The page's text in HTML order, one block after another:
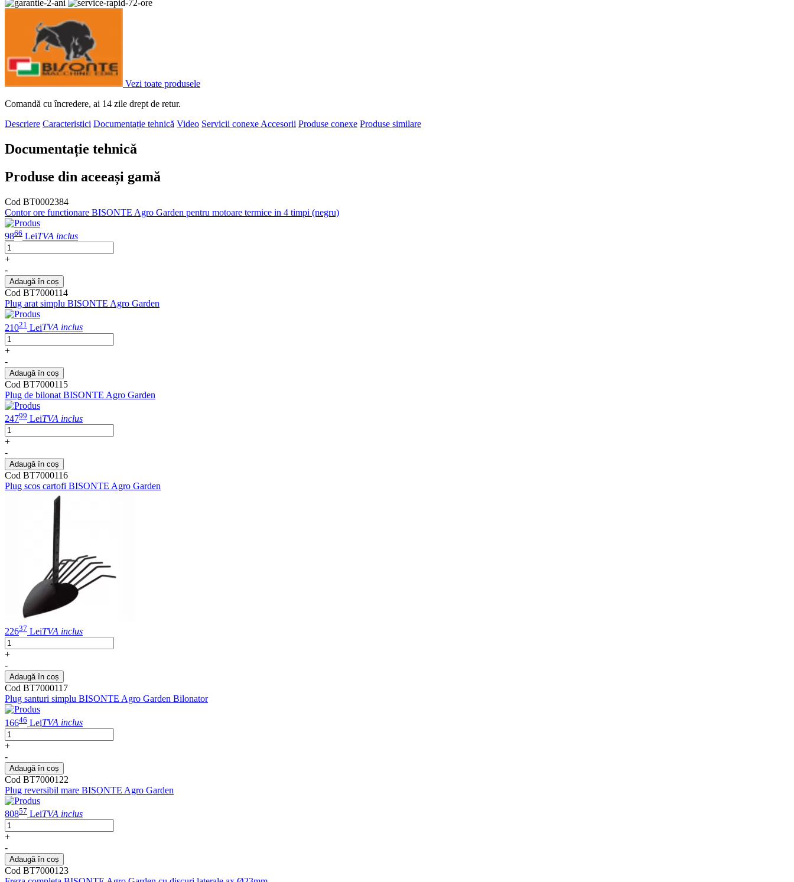
Vezi toate produsele
Comandă cu încredere, ai 14 zile drept de retur.
Descriere Caracteristici Documentație tehnică Video Servicii conexe Accesorii Produse conexe Produse similare
Documentație tehnică
Produse din aceeași gamă
Cod BT0002384
Contor ore functionare BISONTE Agro Garden pentru motoare termice in 4 timpi (negru)
9866 LeiTVA inclus
+
-
Adaugă în coș
Cod BT7000114
Plug arat simplu BISONTE Agro Garden
21021 LeiTVA inclus
+
-
Adaugă în coș
Cod BT7000115
Plug de bilonat BISONTE Agro Garden
24799 LeiTVA inclus
+
-
Adaugă în coș
Cod BT7000116
Plug scos cartofi BISONTE Agro Garden
22637 LeiTVA inclus
+
-
Adaugă în coș
Cod BT7000117
Plug santuri simplu BISONTE Agro Garden Bilonator
16646 LeiTVA inclus
+
-
Adaugă în coș
Cod BT7000122
Plug reversibil mare BISONTE Agro Garden
80857 LeiTVA inclus
+
-
Adaugă în coș
Cod BT7000123